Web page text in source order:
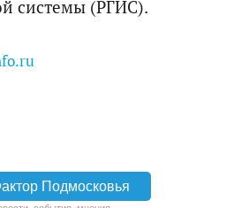
системы (РГИС).
Подмосковья